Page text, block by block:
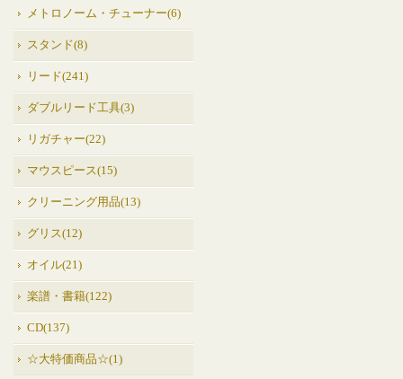
メトロノーム・チューナー(6)
スタンド(8)
リード(241)
ダブルリード工具(3)
リガチャー(22)
マウスピース(15)
クリーニング用品(13)
グリス(12)
オイル(21)
楽譜・書籍(122)
CD(137)
☆大特価商品☆(1)